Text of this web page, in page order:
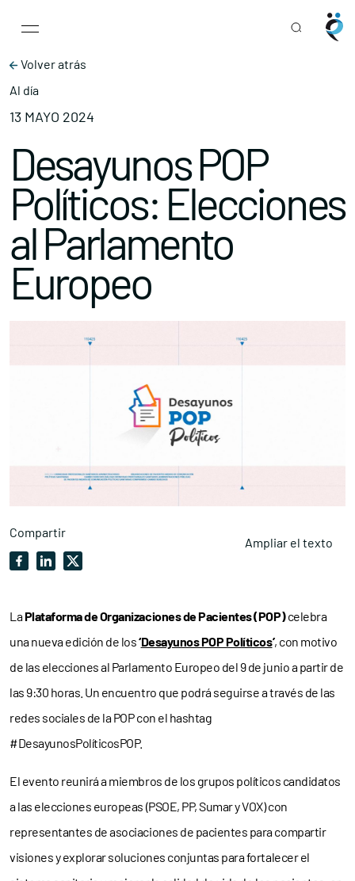
Main Navigation
Volver atrás
Al día
13 MAYO 2024
Desayunos POP
Políticos: Elecciones
al Parlamento
Europeo
Compartir
Ampliar el texto
LaPlataforma de Organizaciones de Pacientes(POP) celebra
una nueva edición de los‘Desayunos POP Políticos’, con motivo
de las elecciones al Parlamento Europeo del 9 de junio a partir de
las 9:30 horas. Un encuentro que podrá seguirse a través de las
redes sociales de la POP con el hashtag
#DesayunosPolíticosPOP.
El evento reuniráa miembros de los grupos políticos candidatos
a las elecciones europeas (PSOE, PP, Sumar y VOX) con
representantes de asociaciones de pacientes para compartir
visiones y explorar soluciones conjuntas para fortalecer el